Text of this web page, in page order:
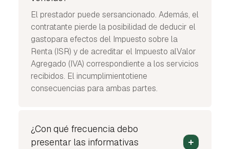
El prestador puede sersancionado. Además, el
contratante pierde la posibilidad de deducir el
gastopara efectos del Impuesto sobre la
Renta (ISR) y de acreditar el Impuesto alValor
Agregado (IVA) correspondiente a los servicios
recibidos. El incumplimientotiene
consecuencias para ambas partes.
¿Con qué frecuencia debo
presentar las informativas